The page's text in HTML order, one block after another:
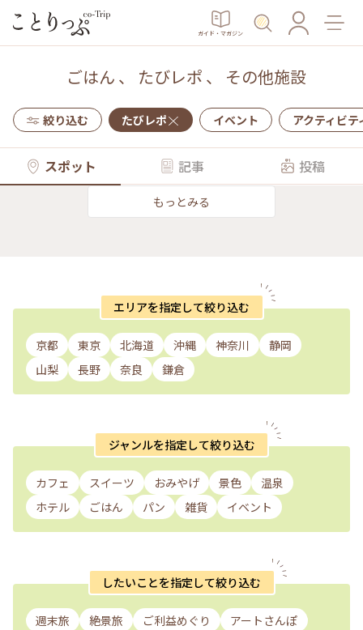
ガイド・マガジン
ごはん 、 たびレポ 、 その他施設
絞り込む たびレポ イベント アクティビテ
スポット 記事 投稿
もっとみる
エリアを指定して絞り込む
京都 東京 北海道 沖縄 神奈川
静岡
山梨
長野 奈良 鎌倉
ジャンルを指定して絞り込む
カフェ スイーツ おみやげ 景色
温泉
ホテル
ごはん パン 雑貨 イベント
したいことを指定して絞り込む
週末旅 絶景旅 ご利益めぐり
アートさんぽ